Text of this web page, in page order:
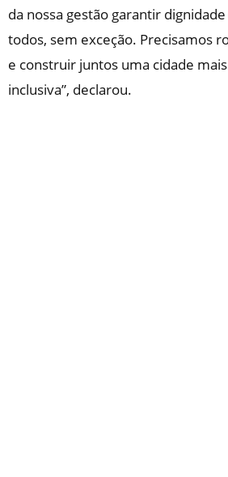
da nossa gestão garantir
todos, sem exceção. Precisamos
e construir juntos uma cidade
inclusiva”, declarou.